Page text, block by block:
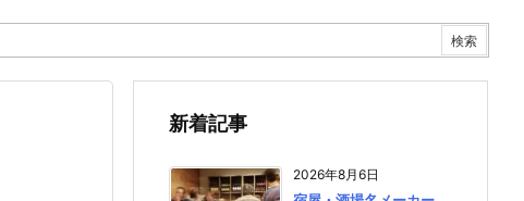
新着記事
2026年8月6日